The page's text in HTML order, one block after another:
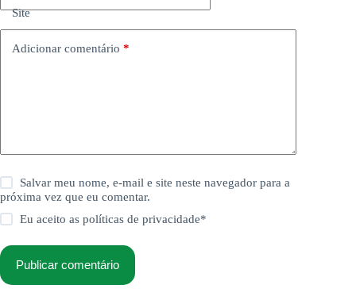
Site
Adicionar comentário *
Salvar meu nome, e-mail e site neste navegador para a
próxima vez que eu comentar.
Eu aceito aspolíticas de privacidade*
Publicar comentário